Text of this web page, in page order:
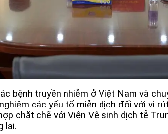
bệnh truyền nhiễm ở Việt Nam và
các yếu tố miễn dịch đối với vi
chặt chẽ với Viện Vệ sinh dịch tễ
lai.